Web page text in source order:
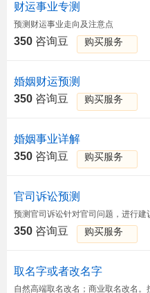
财运事业专测
预测财运事业走向及注意点
350 咨询豆 购买服务
婚姻财运预测
350 咨询豆 购买服务
婚姻事业详解
350 咨询豆 购买服务
官司诉讼预测
预测官司诉讼针对官司问题，进行建
350 咨询豆 购买服务
取名字或者改名字
自然高端取名改名；商业取名改名。